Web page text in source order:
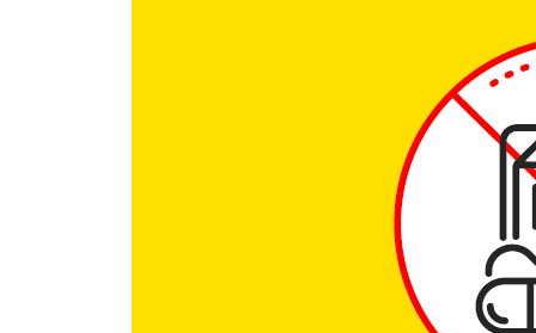
08 우울증, 불면증이 영양결핍 때문이라고?
2장 질 좋은 수면과 스트레스 관리를 명심하라
01 나를 피곤하게 하는 뉴스를 꺼라
02 긴장과 이완의 밸런스가 필요하다
04 성인인 당신도 일찍 자야 하는 이유